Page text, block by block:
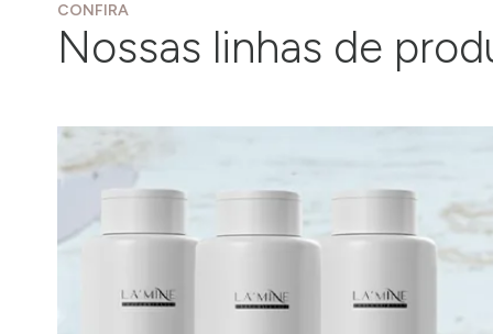
CONFIRA
Nossas linhas de